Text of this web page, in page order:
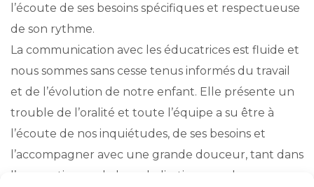
l’écoute de ses besoins spécifiques et respectueuse
de son rythme.
La communication avec les éducatrices est fluide et
nous sommes sans cesse tenus informés du travail
et de l’évolution de notre enfant. Elle présente un
trouble de l’oralité et toute l’équipe a su être à
l’écoute de nos inquiétudes, de ses besoins et
l’accompagner avec une grande douceur, tant dans
l’apprentissage de la verbalisation que dans